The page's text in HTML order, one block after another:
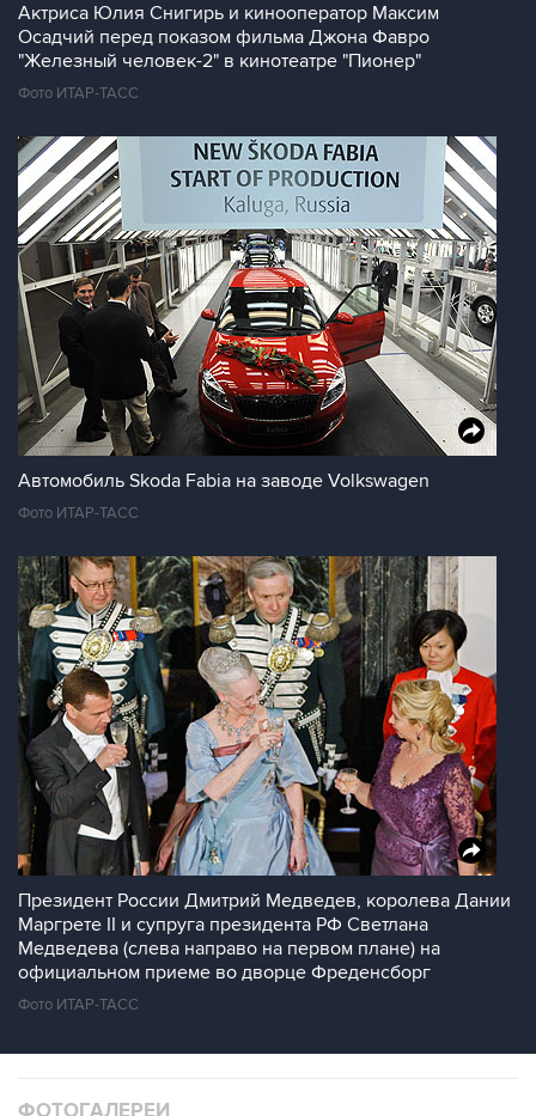
Актриса Юлия Снигирь и кинооператор Максим
Осадчий перед показом фильма Джона Фавро
"Железный человек-2" в кинотеатре "Пионер"
Фото ИТАР-ТАСС
Автомобиль Skoda Fabia на заводе Volkswagen
Фото ИТАР-ТАСС
Президент России Дмитрий Медведев, королева Дании
Маргрете II и супруга президента РФ Светлана
Медведева (слева направо на первом плане) на
официальном приеме во дворце Фреденсборг
Фото ИТАР-ТАСС
ФОТОГАЛЕРЕИ